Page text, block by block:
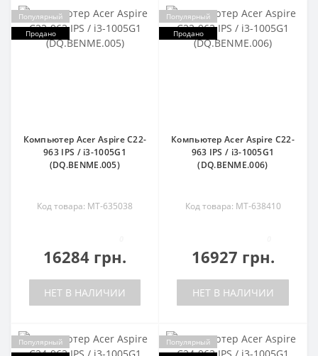
Популярный
Продано
Компьютер Acer Aspire C22-
963 IPS / i3-1005G1
(DQ.BENME.005)
Код товара: MT-635038
16284 грн.
НЕТ В НАЛИЧИИ
Популярный
Продано
Компьютер Acer Aspire C22-
963 IPS / i3-1005G1
(DQ.BENME.006)
Код товара: MT-638410
16927 грн.
НЕТ В НАЛИЧИИ
Популярный
Популярный